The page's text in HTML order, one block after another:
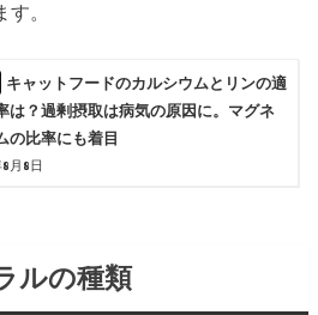
。
キャットフードのカルシウムとリンの適
は？過剰摂取は病気の原因に。マグネ
の比率にも着目
8月8日
ルの種類